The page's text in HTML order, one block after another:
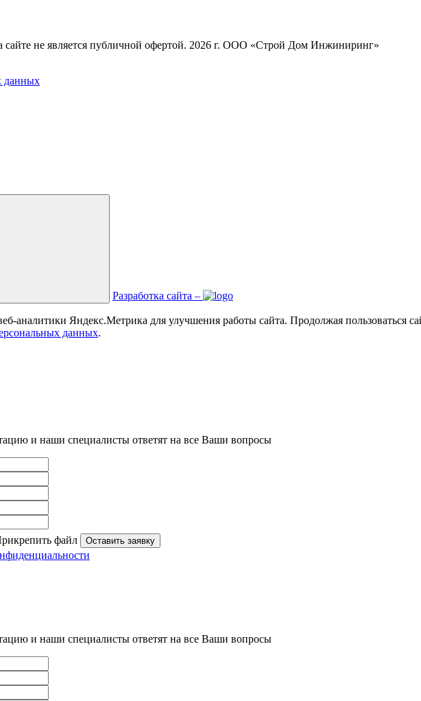
не является публичной офертой. 2026 г. ООО «Строй Дом Инжиниринг»
данных
Разработка сайта –
аналитики Яндекс.Метрика для улучшения работы сайта. Продолжая пользоваться
данных.
и наши специалисты ответят на все Ваши вопросы
файл
и наши специалисты ответят на все Ваши вопросы